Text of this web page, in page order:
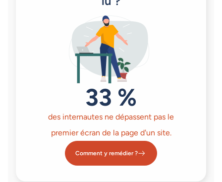
33 %
des internautes ne dépassent pas le
premier écran de la page d'un site.
Comment y remédier ?